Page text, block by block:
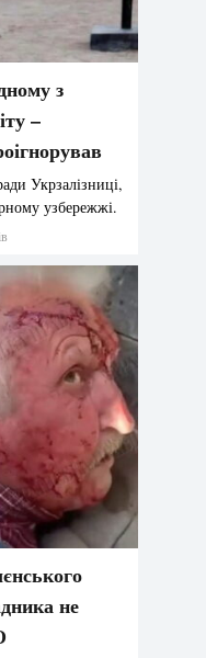
з
–
Укрзалізниці,
узбережжі.
не